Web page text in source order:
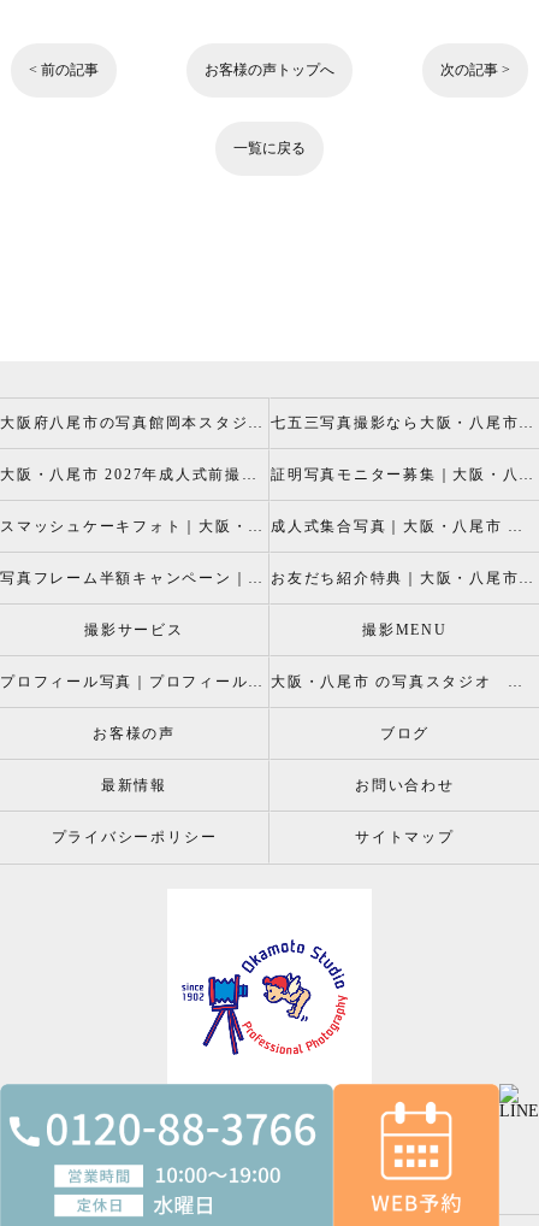
< 前の記事 お客様の声トップへ 次の記事 >
一覧に戻る
大阪府八尾市の写真館岡本スタジオの撮影キャンペーン 七五三写真撮影なら大阪・八尾市 の岡本スタジオへ
大阪・八尾市 2027年成人式前撮り振袖写真撮影、成人振袖レンタルなら2026年成人前撮りキャペーン開催中の岡本スタジオへ 証明写真モニター募集｜大阪・八尾市 証明写真撮影なら岡本スタジオへ！証明写真モニターモデル募集中！
スマッシュケーキフォト｜大阪・八尾市 スマッシュケーキ写真撮影、ベビーフォト撮影は岡本スタジオへ 成人式集合写真｜大阪・八尾市 友達集合写真、成人式集合写真撮影なら岡本スタジオへ
写真フレーム半額キャンペーン｜大阪・八尾市 写真撮影なら半額割引キャペーン開催中の岡本スタジオへ お友だち紹介特典｜大阪・八尾市 記念写真撮影なら岡本スタジオへ
撮影サービス 撮影MENU
プロフィール写真｜プロフィールフォト 大阪・八尾市 の写真スタジオ 岡本スタジオ2026年七五三撮影特設ページ
お客様の声 ブログ
最新情報 お問い合わせ
プライバシーポリシー サイトマップ